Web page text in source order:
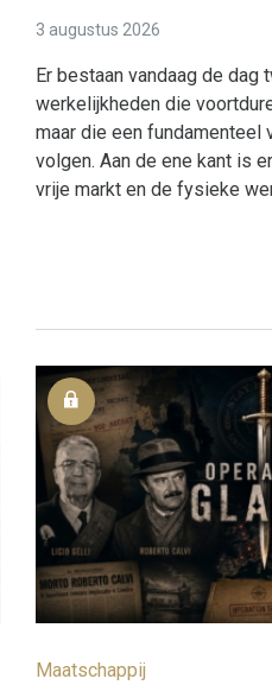
3 augustus 2026
Er bestaan vandaag de dag
werkelijkheden die
maar die een fundamenteel
volgen. Aan de ene kant is
vrije markt en de fysieke
Maatschappij